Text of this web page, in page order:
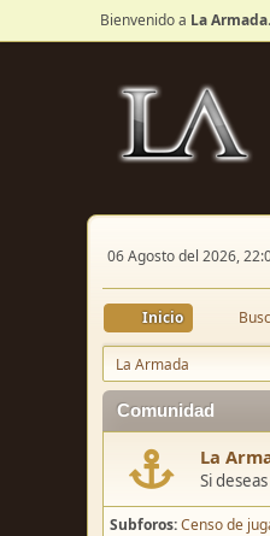
Bienvenido a La Armada.
06 Agosto del 2026,
Inicio
La Armada
Comunidad
La
Si
Subforos Censo de